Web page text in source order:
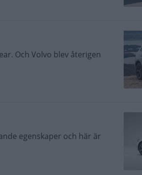
Och Volvo blev återigen
egenskaper och här är